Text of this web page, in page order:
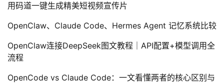
用码道一键生成精美短视频宣传片
OpenClaw、Claude Code、Hermes Agent 记忆系统比较
OpenClaw连接DeepSeek图文教程｜API配置+模型调用全
流程
OpenCode vs Claude Code：一文看懂两者的核心区别与